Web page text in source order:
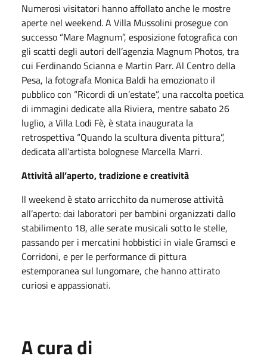
Numerosi visitatori hanno affollato anche le mostre
aperte nel weekend. A Villa Mussolini prosegue con
successo “Mare Magnum”, esposizione fotografica con
gli scatti degli autori dell’agenzia Magnum Photos, tra
cui Ferdinando Scianna e Martin Parr. Al Centro della
Pesa, la fotografa Monica Baldi ha emozionato il
pubblico con “Ricordi di un’estate”, una raccolta poetica
di immagini dedicate alla Riviera, mentre sabato 26
luglio, a Villa Lodi Fè, è stata inaugurata la
retrospettiva “Quando la scultura diventa pittura”,
dedicata all’artista bolognese Marcella Marri.
Attività all’aperto, tradizione e creatività
Il weekend è stato arricchito da numerose attività
all’aperto: dai laboratori per bambini organizzati dallo
stabilimento 18, alle serate musicali sotto le stelle,
passando per i mercatini hobbistici in viale Gramsci e
Corridoni, e per le performance di pittura
estemporanea sul lungomare, che hanno attirato
curiosi e appassionati.
A cura di